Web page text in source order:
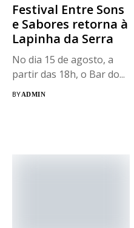
Festival Entre Sons
e Sabores retorna à
Lapinha da Serra
No dia 15 de agosto, a
partir das 18h, o Bar do...
BYADMIN